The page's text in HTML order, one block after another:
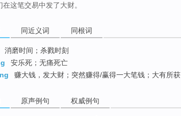
在这笔交易中发了大财。
同近义词 同根词
消磨时间；杀戮时刻
安乐死；无痛死亡
赚大钱，发大财；突然赚得/赢得一大笔钱；大有所获
原声例句 权威例句